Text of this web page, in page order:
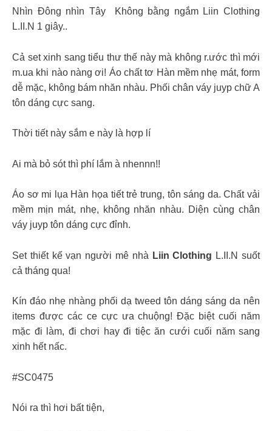
Nhìn Đông nhìn Tây Không bằng ngắm Liin Clothing
L.II.N 1 giây..
Cả set xinh sang tiểu thư thế này mà không r.ước thì mới
m.ua khi nào nàng ơi! Áo chất tơ Hàn mềm nhẹ mát, form
dễ mặc, không bám nhăn nhàu. Phối chân váy juyp chữ A
tôn dáng cực sang.
Thời tiết này sắm e này là hợp lí
Ai mà bỏ sót thì phí lắm à nhennn!!
Áo sơ mi lụa Hàn họa tiết trẻ trung, tôn sáng da. Chất vải
mềm mịn mát, nhẹ, không nhăn nhàu. Diện cùng chân
váy juyp tôn dáng cực đỉnh.
Set thiết kế vạn người mê nhà Liin Clothing L.II.N suốt
cả tháng qua!
Kín đáo nhẹ nhàng phối dạ tweed tôn dáng sáng da nên
items được các ce cực ưa chuộng! Đặc biệt cuối năm
mặc đi làm, đi chơi hay đi tiệc ăn cưới cuối năm sang
xinh hết nấc.
#SC0475
Nói ra thì hơi bất tiện,